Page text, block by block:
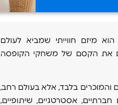
מיזם חווייתי שמביא לעולם
את הקסם של משחקי הקופסה
והמוכרים בלבד, אלא בעולם רחב,
אסטרטגיים, שיתופיים,